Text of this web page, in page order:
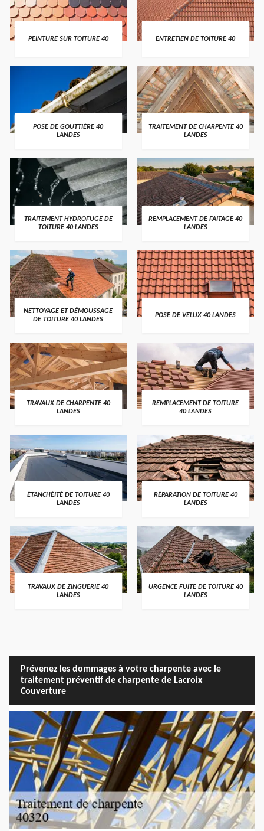
PEINTURE SUR TOITURE 40 ENTRETIEN DE TOITURE 40
POSE DE GOUTTIÈRE 40
LANDES
TRAITEMENT DE CHARPENTE 40
LANDES
TRAITEMENT HYDROFUGE DE
TOITURE 40 LANDES
REMPLACEMENT DE FAITAGE 40
LANDES
NETTOYAGE ET DÉMOUSSAGE
DE TOITURE 40 LANDES
POSE DE VELUX 40 LANDES
TRAVAUX DE CHARPENTE 40
LANDES
REMPLACEMENT DE TOITURE
40 LANDES
ÉTANCHÉITÉ DE TOITURE 40
LANDES
RÉPARATION DE TOITURE 40
LANDES
TRAVAUX DE ZINGUERIE 40
LANDES
URGENCE FUITE DE TOITURE 40
LANDES
Prévenez les dommages à votre charpente avec le
traitement préventif de charpente de Lacroix
Couverture